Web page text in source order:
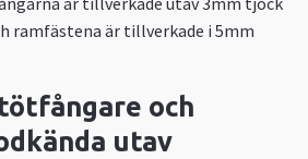
ramfästena är tillverkade i 5mm
och
utav